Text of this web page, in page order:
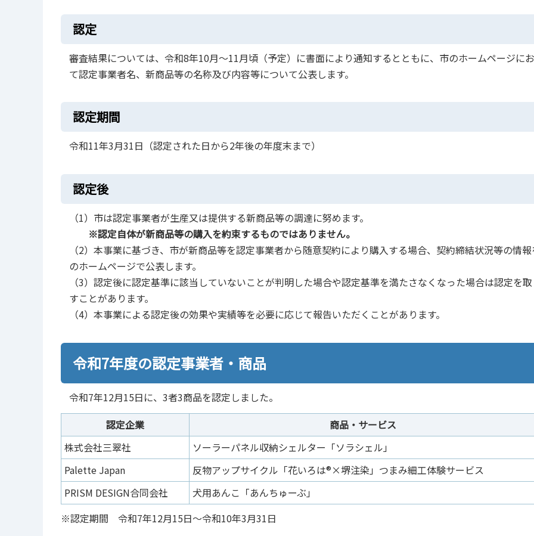
認定
審査結果については、令和8年10月～11月頃（予定）に書面により通知するとともに、市のホームページに
て認定事業者名、新商品等の名称及び内容等について公表します。
認定期間
令和11年3月31日（認定された日から2年後の年度末まで）
認定後
（1）市は認定事業者が生産又は提供する新商品等の調達に努めます。
※認定自体が新商品等の購入を約束するものではありません。
（2）本事業に基づき、市が新商品等を認定事業者から随意契約により購入する場合、契約締結状況等の情
のホームページで公表します。
（3）認定後に認定基準に該当していないことが判明した場合や認定基準を満たさなくなった場合は認定を
すことがあります。
（4）本事業による認定後の効果や実績等を必要に応じて報告いただくことがあります。
令和7年度の認定事業者・商品
令和7年12月15日に、3者3商品を認定しました。
認定企業
商品・サービス
株式会社三翠社
ソーラーパネル収納シェルター「ソラシェル」
Palette Japan
反物アップサイクル「花いろは®×堺注染」つまみ細工体験サービス
PRISM DESIGN合同会社
犬用あんこ「あんちゅーぶ」
※認定期間 令和7年12月15日～令和10年3月31日